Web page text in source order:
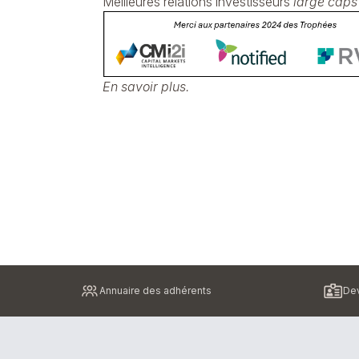
En savoir plus.
page
Annuaire des adhérents